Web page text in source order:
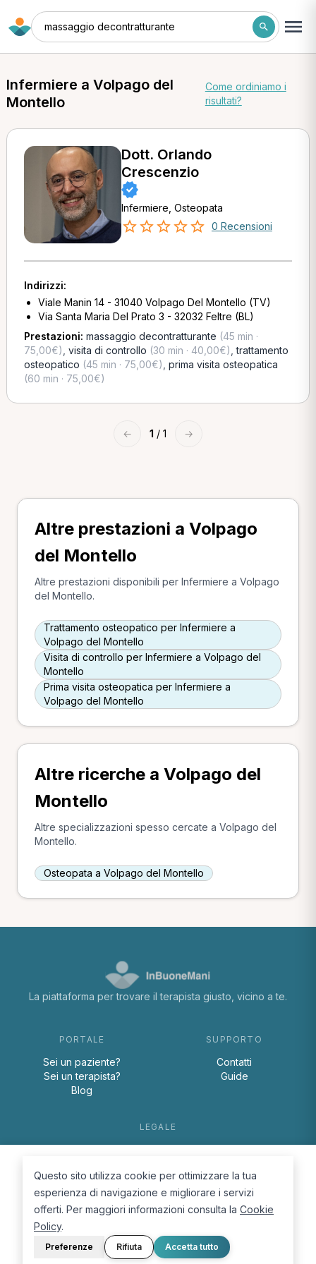
massaggio decontratturante
Infermiere a Volpago del
Montello
Come ordiniamo i
risultati?
Dott. Orlando
Crescenzio
Infermiere, Osteopata
0 Recensioni
Indirizzi:
Viale Manin 14 - 31040 Volpago Del Montello (TV)
Via Santa Maria Del Prato 3 - 32032 Feltre (BL)
Prestazioni: massaggio decontratturante (45 min ·
75,00€) visita di controllo (30 min · 40,00€) ,trattamento
osteopatico (45 min · 75,00€) prima visita osteopatica
(60 min · 75,00€)
← 1 / 1 →
Altre prestazioni a Volpago
del Montello
Altre prestazioni disponibili per Infermiere a Volpago
del Montello.
Trattamento osteopatico per Infermiere a
Volpago del Montello
Visita di controllo per Infermiere a Volpago del
Montello
Prima visita osteopatica per Infermiere a
Volpago del Montello
Altre ricerche a Volpago del
Montello
Altre specializzazioni spesso cercate a Volpago del
Montello.
Osteopata a Volpago del Montello
La piattaforma per trovare il terapista giusto, vicino a te.
PORTALE
Sei un paziente?
Sei un terapista?
Blog
SUPPORTO
Contatti
Guide
LEGALE
Cookie Policy
Questo sito utilizza cookie per ottimizzare la tua
esperienza di navigazione e migliorare i servizi
offerti. Per maggiori informazioni consulta la Cookie
Policy.
Preferenze Rifiuta Accetta tutto